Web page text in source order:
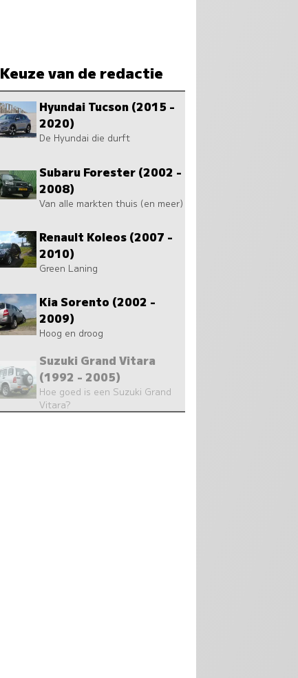
Keuze van de redactie
Hyundai Tucson (2015 -
2020)
De Hyundai die durft
Subaru Forester (2002 -
2008)
Van alle markten thuis (en meer)
Renault Koleos (2007 -
2010)
Green Laning
Kia Sorento (2002 -
2009)
Hoog en droog
Suzuki Grand Vitara
(1992 - 2005)
Hoe goed is een Suzuki Grand
Vitara?